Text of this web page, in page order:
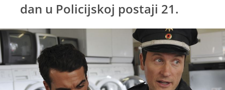
dan u Policijskoj postaji 21.